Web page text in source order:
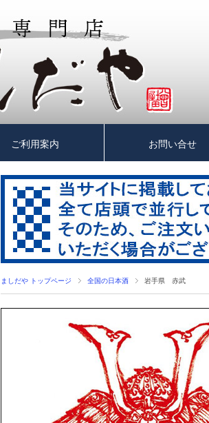
ご利用案内 お問い合せ
ましだや トップページ 全国の日本酒 岩手県 赤武